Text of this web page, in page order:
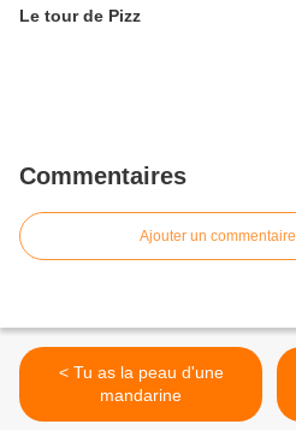
Le tour de Pizz
Commentaires
Ajouter un commentaire
< Tu as la peau d'une
mandarine